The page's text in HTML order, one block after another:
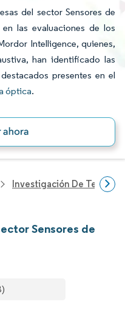
del sector Sensores de
las evaluaciones de los
Intelligence, quienes,
han identificado las
presentes en el
óptica.
Investigación De
Sensores de